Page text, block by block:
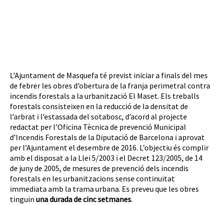
L’Ajuntament de Masquefa té previst iniciar a finals del mes
de febrer les obres d’obertura de la franja perimetral contra
incendis forestals a la urbanització El Maset. Els treballs
forestals consisteixen en la reducció de la densitat de
l’arbrat i l’estassada del sotabosc, d’acord al projecte
redactat per l’Oficina Tècnica de prevenció Municipal
d’Incendis Forestals de la Diputació de Barcelona i aprovat
per l’Ajuntament el desembre de 2016. L’objectiu és complir
amb el disposat a la Llei 5/2003 i el Decret 123/2005, de 14
de juny de 2005, de mesures de prevenció dels incendis
forestals en les urbanitzacions sense continuïtat
immediata amb la trama urbana. Es preveu que les obres
tinguin una durada de cinc setmanes.